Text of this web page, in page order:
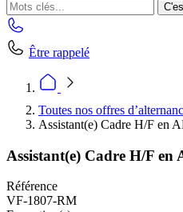
Être rappelé
Toutes nos offres
Assistant(e) Cadre H/F en
Assistant(e) Cadre H/F
Référence
VF-1807-RM